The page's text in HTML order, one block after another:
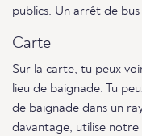
publics. Un arrêt de
Carte
Sur la carte, tu peux
lieu de baignade. Tu
de baignade dans un
davantage, utilise notre